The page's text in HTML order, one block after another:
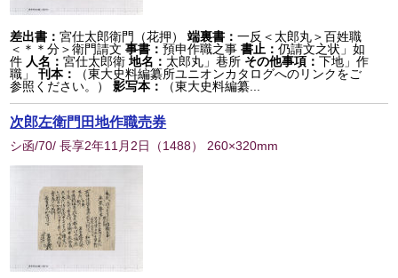
差出書：宮仕太郎衛門（花押） 端裏書：一反＜太郎丸＞百姓職
＜＊＊分＞衛門請文 事書：預申作職之事書止：仍請文之状」如
件 人名：宮仕太郎衛 地名： 太郎丸」巷所 その他事項：下地」作
職」刊本：
（東大史料編纂所ユニオンカタログへのリンクをご
参照ください。）
影写本： （東大史料編纂...
次郎左衛門田地作職売券
シ函/70/ 長享2年11月2日 （1488） 260×320mm